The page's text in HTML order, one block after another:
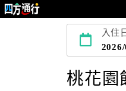
入住
桃花園